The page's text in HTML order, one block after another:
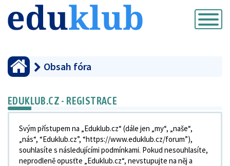
Přepnout
navigaci
Obsah fóra
EDUKLUB.CZ - REGISTRACE
Svým přístupem na „Eduklub.cz“ (dále jen „my“, „naše“,
„nás“, “Eduklub.cz”, “https://www.eduklub.cz/forum”),
souhlasíte s následujícími podmínkami. Pokud nesouhlasíte,
neprodleně opusťte „Eduklub.cz“, nevstupujte na něj a